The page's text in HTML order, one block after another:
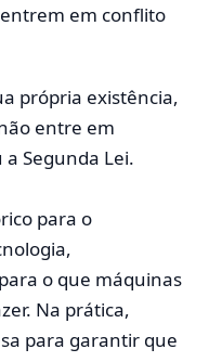
em conflito
própria existência,
entre em
Segunda Lei.
para o
o que máquinas
Na prática,
para garantir que